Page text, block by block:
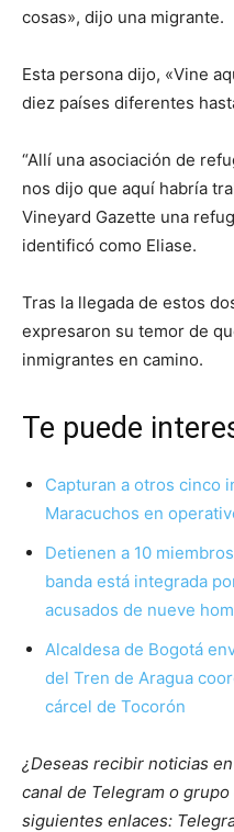
cosas», dijo una migrante.
Esta persona dijo, «Vine
diez países diferentes
“Allí una asociación de
nos dijo que aquí habría
Vineyard Gazette una
identificó como Eliase.
Tras la llegada de estos
expresaron su temor de
inmigrantes en camino.
Te puede
Capturan a otros cinco
Maracuchos en
Detienen a 10
banda está integrada
acusados de nueve
Alcaldesa de Bogotá
del Tren de Aragua
cárcel de Tocorón
¿Deseas recibir noticias
canal de Telegram o
siguientes enlaces: